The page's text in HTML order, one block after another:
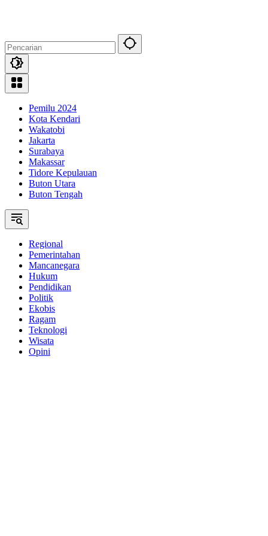
Pemilu 2024
Kota Kendari
Wakatobi
Jakarta
Surabaya
Makassar
Tidore Kepulauan
Buton Utara
Buton Tengah
Regional
Pemerintahan
Mancanegara
Hukum
Pendidikan
Politik
Ekobis
Ragam
Teknologi
Wisata
Opini